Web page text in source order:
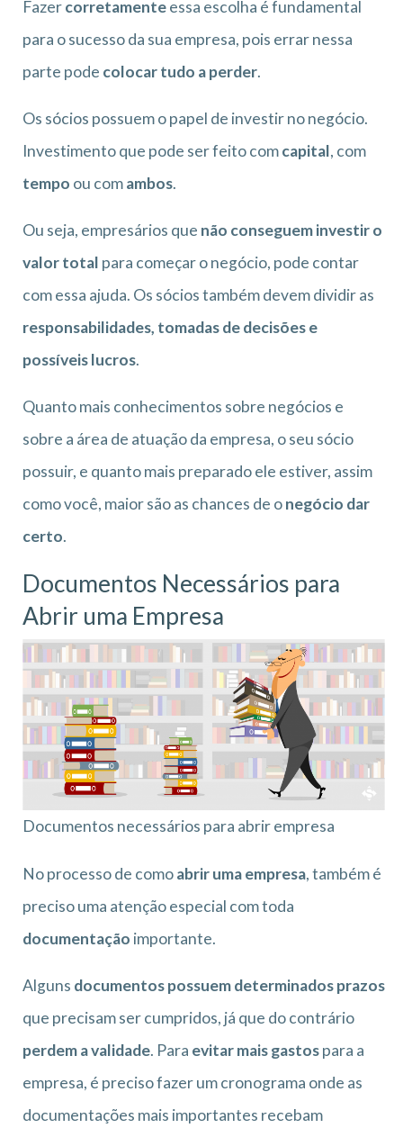
Fazercorretamenteessa escolha é fundamental
para o sucesso da sua empresa, pois errar nessa
parte pode colocar tudo a perder.
Os sócios possuem o papel de investir no negócio.
Investimento que pode ser feito comcapital, com
tempo ou comambos.
Ou seja, empresários que não conseguem investir o
valor total para começar o negócio, pode contar
com essa ajuda. Os sócios também devem dividir as
responsabilidades, tomadas de decisões e
possíveis lucros.
Quanto mais conhecimentos sobre negócios e
sobre a área de atuação da empresa, o seu sócio
possuir, e quanto mais preparado ele estiver, assim
como você, maior são as chances de onegócio dar
certo.
Documentos Necessários para
Abrir uma Empresa
Documentos necessários para abrir empresa
No processo de comoabrir uma empresa, também é
preciso uma atenção especial com toda
documentação importante.
Alguns documentos possuem determinados prazos
que precisam ser cumpridos, já que do contrário
perdem a validade. Para evitar mais gastospara a
empresa, é preciso fazer um cronograma onde as
documentações mais importantes recebam